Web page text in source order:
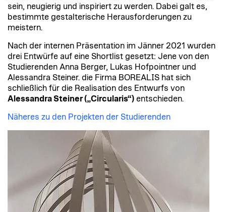
sein, neugierig und inspiriert zu werden. Dabei galt es,
bestimmte gestalterische Herausforderungen zu
meistern.
Nach der internen Präsentation im Jänner 2021 wurden
drei Entwürfe auf eine Shortlist gesetzt: Jene von den
Studierenden Anna Berger, Lukas Hofpointner und
Alessandra Steiner. die Firma BOREALIS hat sich
schließlich für die Realisation des Entwurfs von
Alessandra Steiner („Circularis“) entschieden.
Näheres zu den Projekten der Studierenden